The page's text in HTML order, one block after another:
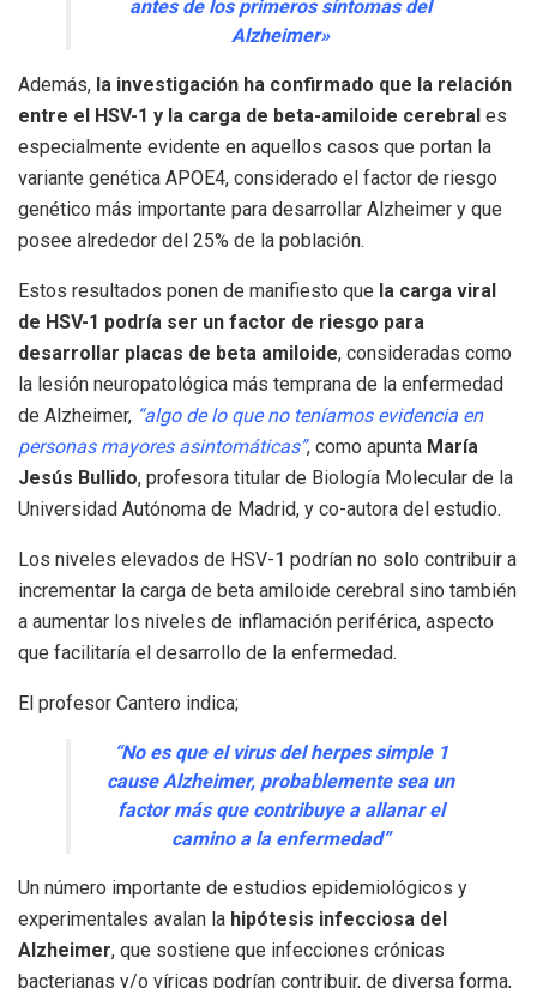
antes de los primeros síntomas del
Alzheimer»
Además, la investigación ha confirmado que la relación
entre el HSV-1 y la carga de beta-amiloide cerebral es
especialmente evidente en aquellos casos que portan la
variante genética APOE4, considerado el factor de riesgo
genético más importante para desarrollar Alzheimer y que
posee alrededor del 25% de la población.
Estos resultados ponen de manifiesto que la carga viral
de HSV-1 podría ser un factor de riesgo para
desarrollar placas de beta amiloide, consideradas como
la lesión neuropatológica más temprana de la enfermedad
de Alzheimer, “algo de lo que no teníamos evidencia en
personas mayores asintomáticas”, como apunta María
Jesús Bullido, profesora titular de Biología Molecular de la
Universidad Autónoma de Madrid, y co-autora del estudio.
Los niveles elevados de HSV-1 podrían no solo contribuir a
incrementar la carga de beta amiloide cerebral sino también
a aumentar los niveles de inflamación periférica, aspecto
que facilitaría el desarrollo de la enfermedad.
El profesor Cantero indica;
“No es que el virus del herpes simple 1
cause Alzheimer, probablemente sea un
factor más que contribuye a allanar el
camino a la enfermedad”
Un número importante de estudios epidemiológicos y
experimentales avalan la hipótesis infecciosa del
Alzheimer, que sostiene que infecciones crónicas
bacterianas y/o víricas podrían contribuir, de diversa forma,